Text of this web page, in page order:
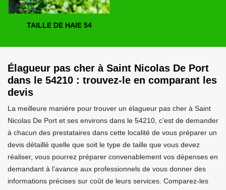
TAILLE DE HAIE 54
Élagueur pas cher à Saint Nicolas De Port
dans le 54210 : trouvez-le en comparant les
devis
La meilleure manière pour trouver un élagueur pas cher à Saint
Nicolas De Port et ses environs dans le 54210, c’est de demander
à chacun des prestataires dans cette localité de vous préparer un
devis détaillé quelle que soit le type de taille que vous devez
réaliser, vous pourrez préparer convenablement vos dépenses en
demandant à l’avance aux professionnels de vous donner des
informations précises sur coût de leurs services. Comparez-les